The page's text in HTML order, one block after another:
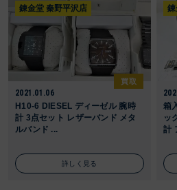
錬金堂 秦野平沢店
買取
2021.01.06
H10-6 DIESEL ディーゼル 腕時
計 3点セット レザーバンド メタ
ルバンド ...
詳しく見る
箱
ッ
計